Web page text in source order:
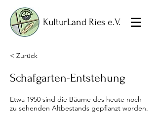
KulturLand Ries e.V.
< Zurück
Schafgarten-Entstehung
Etwa 1950 sind die Bäume des heute noch
zu sehenden Altbestands gepflanzt worden.